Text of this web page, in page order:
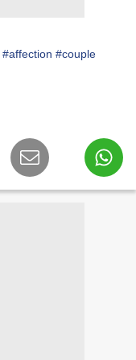
#affection #couple